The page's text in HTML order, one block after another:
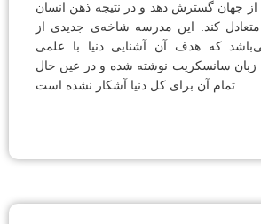
جهان گسترش دهد و در نتیجه ذهن انسان
متعادل کند. این مدرسه شاخه‌ی جدیدی از
که هدف آن آشنایی دنیا با علمی
زبان سانسکریت نوشته شده و در عین حال
تمام آن برای کل دنیا آشکار نشده است.